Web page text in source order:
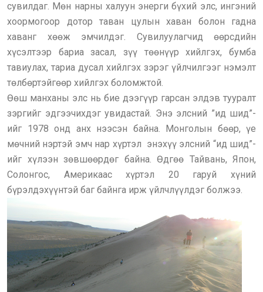
сувилдаг. Мөн нарны халуун энерги бүхий элс, ингэний
хоормогоор дотор таван цулын хаван болон гадна
хаванг хөөж эмчилдэг. Сувилуулагчид өөрсдийн
хүсэлтээр бариа засал, зүү төөнүүр хийлгэх, бумба
тавиулах, тариа дусал хийлгэх зэрэг үйлчилгээг нэмэлт
төлбөртэйгөөр хийлгэх боломжтой.
Өөш манханы элс нь бие дээгүүр гарсан элдэв тууралт
зэргийг эдгээчихдэг увидастай. Энэ элсний ”ид шид”-
ийг 1978 онд анх нээсэн байна. Монголын бөөр, үе
мөчний нэртэй эмч нар хүртэл энэхүү элсний “ид шид”-
ийг хүлээн зөвшөөрдөг байна. Өдгөө Тайвань, Япон,
Солонгос, Америкаас хүртэл 20 гаруй хүний
бүрэлдэхүүнтэй баг байнга ирж үйлчлүүлдэг болжээ.